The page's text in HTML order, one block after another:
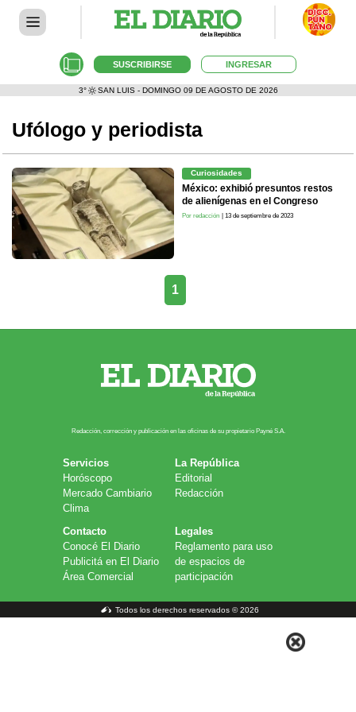
SUSCRIBIRSE INGRESAR
3° SAN LUIS - DOMINGO 09 DE AGOSTO DE 2026
Ufólogo y periodista
Curiosidades
México: exhibió presuntos restos
de alienígenas en el Congreso
Por redacción | 13 de septiembre de 2023
1
Redacción, corrección y publicación en las oficinas de su propietario Payn​é S.A.
Servicios
Horóscopo
Mercado Cambiario
Clima
La República
Editorial
Redacción
Contacto
Conocé El Diario
Publicitá en El Diario
Área Comercial
Legales
Reglamento para uso
de espacios de
participación
Todos los derechos reservados © 2026